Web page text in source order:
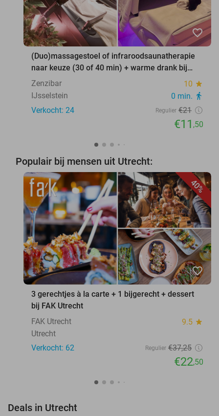
favorite_border
(Duo)massagestoel of infraroodsaunatherapie
naar keuze (30 of 40 min) + warme drank bij
Zenzibar
Zenzibar 10 star
IJsselstein 0 min. directions_walk
Verkocht: 24 Regulier €21
€11 ,50
Populair bij mensen uit Utrecht:
40%
favorite_border
3 gerechtjes à la carte + 1 bijgerecht + dessert
bij FAK Utrecht
FAK Utrecht
9.5 star
Utrecht
Verkocht: 62
Regulier €37,25
€22,50
Deals in Utrecht